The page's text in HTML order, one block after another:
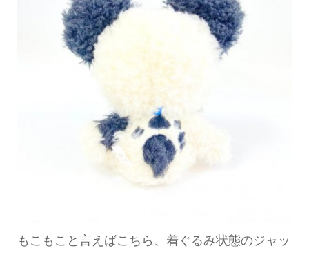
もこもこと言えばこちら、着ぐるみ状態のジャッ